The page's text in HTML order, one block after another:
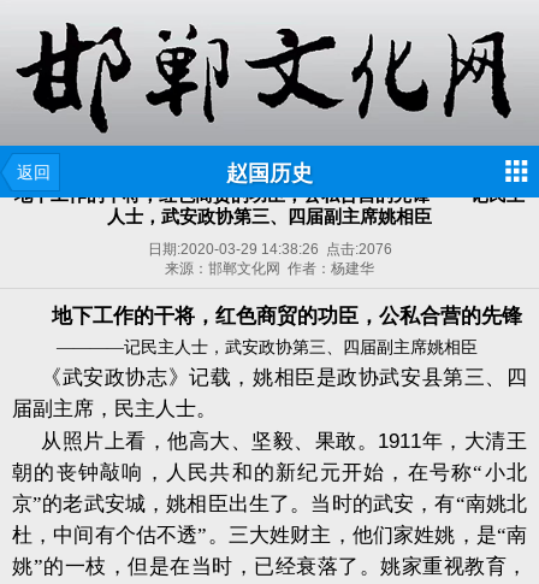
返回 赵国历史
地下工作的干将，红色商贸的功臣，公私合营的先锋 ——记民主
人士，武安政协第三、四届副主席姚相臣
日期:2020-03-29 14:38:26 点击:2076
来源：邯郸文化网 作者：杨建华
地下工作的干将，红色商贸的功臣，公私合营的先锋
————记民主人士，武安政协第三、四届副主席姚相臣
《武安政协志》记载，姚相臣是政协武安县第三、四
届副主席，民主人士。
从照片上看，他高大、坚毅、果敢。 1911年，大清王
朝的丧钟敲响，人民共和的新纪元开始，在号称“小北
京”的老武安城，姚相臣出生了。当时的武安，有“南姚北
杜，中间有个估不透”。三大姓财主，他们家姓姚，是“南
姚”的一枝，但是在当时，已经衰落了。姚家重视教育，